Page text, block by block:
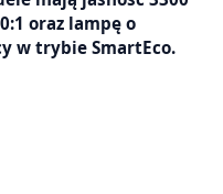
oraz lampę o
w trybie SmartEco.